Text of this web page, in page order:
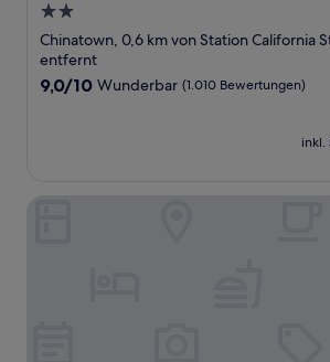
2.0-
Sterne-
Unterkunft
Chinatown, 0,6 km von Station California
entfernt
9.0
9,0/10 Wunderbar (1.010 Bewertungen)
inkl.